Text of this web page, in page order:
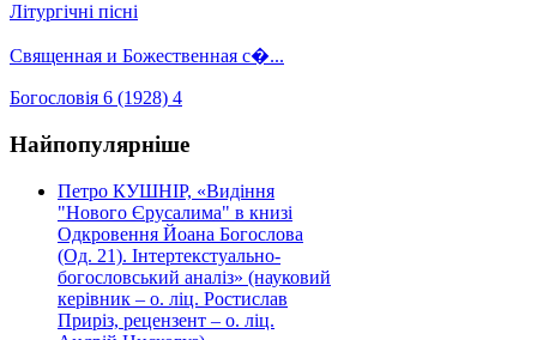
Літургічні пісні
Священная и Божественная с�...
Богословія 6 (1928) 4
Найпопулярніше
Петро КУШНІР, «Видіння
"Нового Єрусалима" в книзі
Одкровення Йоана Богослова
(Од. 21). Інтертекстуально-
богословський аналіз» (науковий
керівник – о. ліц. Ростислав
Приріз, рецензент – о. ліц.